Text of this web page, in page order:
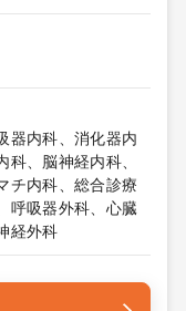
器内科、消化器内
、脳神経内科、
チ内科、総合診療
呼吸器外科、心臓
経外科